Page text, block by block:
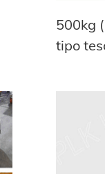
500kg
tipo